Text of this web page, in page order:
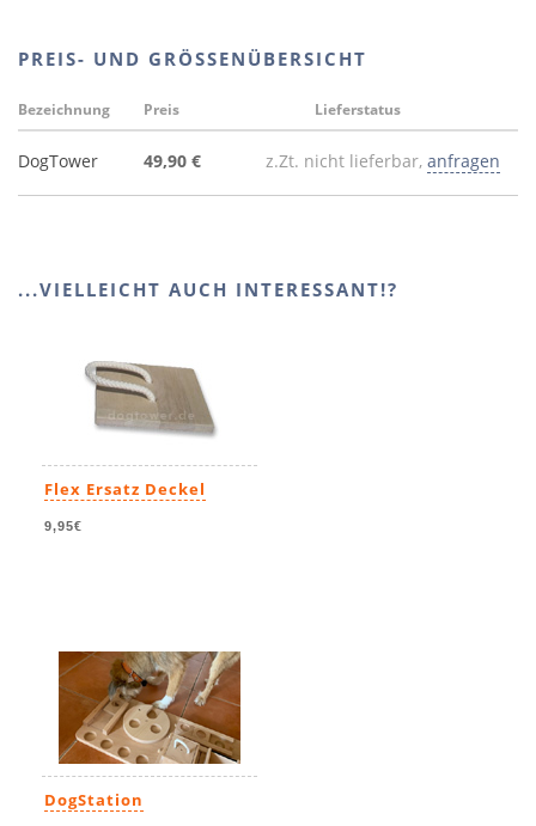
PREIS- UND GRÖSSENÜBERSICHT
Bezeichnung Preis Lieferstatus
DogTower 49,90 € z.Zt. nicht lieferbar, anfragen
...VIELLEICHT AUCH INTERESSANT!?
Flex Ersatz Deckel
9,95€
DogStation